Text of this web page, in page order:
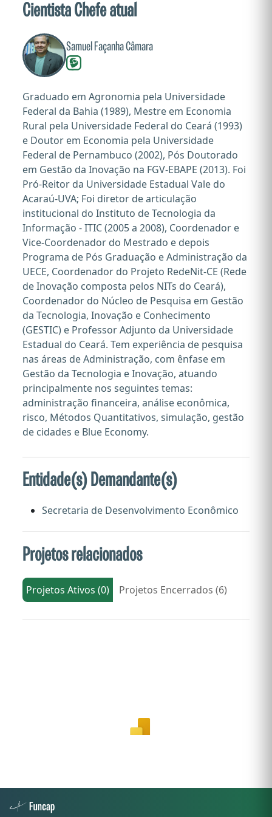
Cientista Chefe atual
Samuel Façanha Câmara
Graduado em Agronomia pela Universidade
Federal da Bahia (1989), Mestre em Economia
Rural pela Universidade Federal do Ceará (1993)
e Doutor em Economia pela Universidade
Federal de Pernambuco (2002), Pós Doutorado
em Gestão da Inovação na FGV-EBAPE (2013). Foi
Pró-Reitor da Universidade Estadual Vale do
Acaraú-UVA; Foi diretor de articulação
institucional do Instituto de Tecnologia da
Informação - ITIC (2005 a 2008), Coordenador e
Vice-Coordenador do Mestrado e depois
Programa de Pós Graduação e Administração da
UECE, Coordenador do Projeto RedeNit-CE (Rede
de Inovação composta pelos NITs do Ceará),
Coordenador do Núcleo de Pesquisa em Gestão
da Tecnologia, Inovação e Conhecimento
(GESTIC) e Professor Adjunto da Universidade
Estadual do Ceará. Tem experiência de pesquisa
nas áreas de Administração, com ênfase em
Gestão da Tecnologia e Inovação, atuando
principalmente nos seguintes temas:
administração financeira, análise econômica,
risco, Métodos Quantitativos, simulação, gestão
de cidades e Blue Economy.
Entidade(s) Demandante(s)
Secretaria de Desenvolvimento Econômico
Projetos relacionados
Projetos Ativos (0) Projetos Encerrados (6)